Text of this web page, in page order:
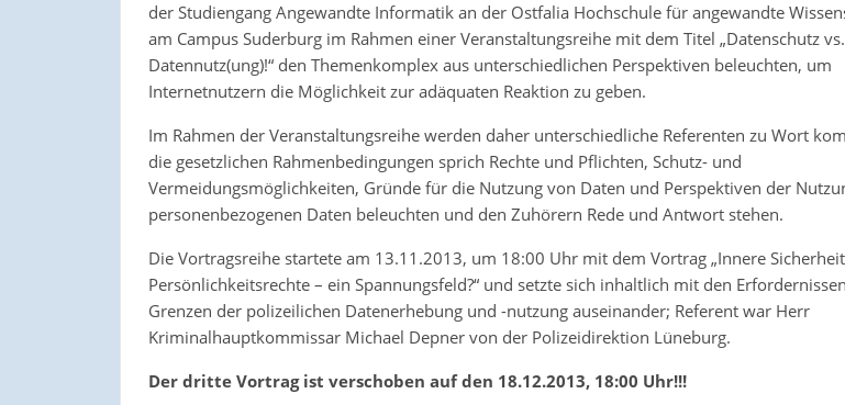
der Studiengang Angewandte Informatik an der Ostfalia Hochschule für angewandte
am Campus Suderburg im Rahmen einer Veranstaltungsreihe mit dem Titel „Datenschutz vs.
Datennutz(ung)!“ den Themenkomplex aus unterschiedlichen Perspektiven beleuchten, um
Internetnutzern die Möglichkeit zur adäquaten Reaktion zu geben.
Im Rahmen der Veranstaltungsreihe werden daher unterschiedliche Referenten zu Wort
die gesetzlichen Rahmenbedingungen sprich Rechte und Pflichten, Schutz- und
Vermeidungsmöglichkeiten, Gründe für die Nutzung von Daten und Perspektiven der
personenbezogenen Daten beleuchten und den Zuhörern Rede und Antwort stehen.
Die Vortragsreihe startete am 13.11.2013, um 18:00 Uhr mit dem Vortrag „Innere
Persönlichkeitsrechte – ein Spannungsfeld?“ und setzte sich inhaltlich mit den
Grenzen der polizeilichen Datenerhebung und -nutzung auseinander; Referent war Herr
Kriminalhauptkommissar Michael Depner von der Polizeidirektion Lüneburg.
Der dritte Vortrag ist verschoben auf den 18.12.2013, 18:00 Uhr!!!